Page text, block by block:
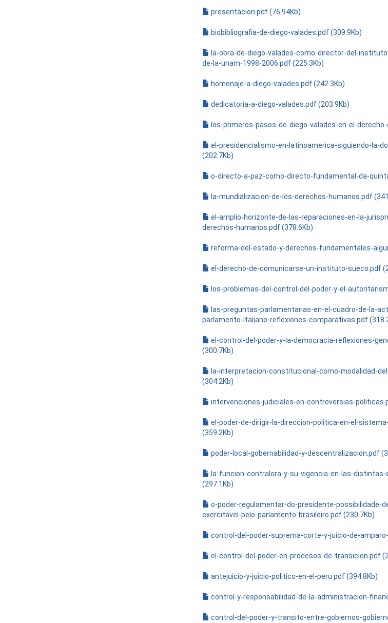
presentacion.pdf (76.94Kb)
biobibliografia-de-diego-valades.pdf (309.9Kb)
la-obra-de-diego-valades-como-director-del-
de-la-unam-1998-2006.pdf (225.3Kb)
homenaje-a-diego-valades.pdf (242.3Kb)
dedicatoria-a-diego-valades.pdf (203.9Kb)
los-primeros-pasos-de-diego-valades-en-el-
el-presidencialismo-en-latinoamerica-siguiendo-la-
(202.7Kb)
o-directo-a-paz-como-directo-fundamental-da-
la-mundializacion-de-los-derechos-humanos.pdf
el-amplio-horizonte-de-las-reparaciones-en-la-
derechos-humanos.pdf (378.6Kb)
reforma-del-estado-y-derechos-fundamentales-
el-derecho-de-comunicarse-un-instituto-sueco.pdf
los-problemas-del-control-del-poder-y-el-
las-preguntas-parlamentarias-en-el-cuadro-de-la-
parlamento-italiano-reflexiones-comparativas.pdf
el-control-del-poder-y-la-democracia-reflexiones-
(300.7Kb)
la-interpretacion-constitucional-como-modalidad-
(304.2Kb)
intervenciones-judiciales-en-controversias-
el-poder-de-dirigir-la-direccion-politica-en-el-
(359.2Kb)
poder-local-gobernabilidad-y-descentralizacion.pdf
la-funcion-contralora-y-su-vigencia-en-las-
(297.1Kb)
o-poder-regulamentar-do-presidente-possibilidade-
exercitavel-pelo-parlamento-brasileiro.pdf (230.7Kb)
control-del-poder-suprema-corte-y-juicio-de-
el-control-del-poder-en-procesos-de-transicion.pdf
antejuicio-y-juicio-politico-en-el-peru.pdf (394.8Kb)
control-y-responsabilidad-de-la-administracion-
control-del-poder-y-transito-entre-gobiernos-